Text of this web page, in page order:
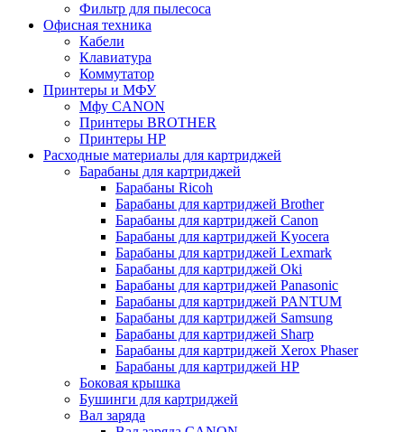
Фильтр для пылесоса
Офисная техника
Кабели
Клавиатура
Коммутатор
Принтеры и МФУ
Мфу CANON
Принтеры BROTHER
Принтеры HP
Расходные материалы для картриджей
Барабаны для картриджей
Барабаны Ricoh
Барабаны для картриджей Brother
Барабаны для картриджей Canon
Барабаны для картриджей Kyocera
Барабаны для картриджей Lexmark
Барабаны для картриджей Oki
Барабаны для картриджей Panasonic
Барабаны для картриджей PANTUM
Барабаны для картриджей Samsung
Барабаны для картриджей Sharp
Барабаны для картриджей Xerox Phaser
Барабаны для картриджей НР
Боковая крышка
Бушинги для картриджей
Вал заряда